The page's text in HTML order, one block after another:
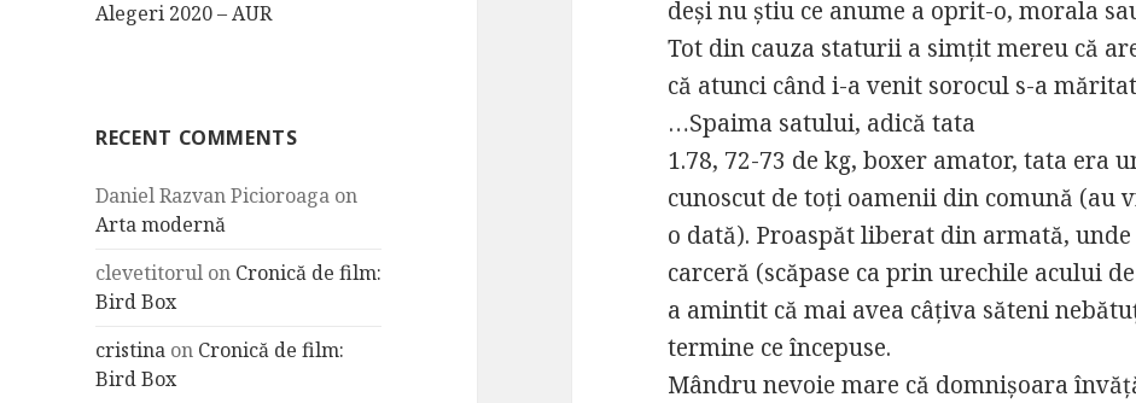
Alegeri 2020 – AUR
RECENT COMMENTS
Daniel Razvan Picioroaga on
Arta modernă
clevetitorul on Cronică de film:
Bird Box
cristina on Cronică de film:
Bird Box
deși nu știu ce anume a oprit-o, morala
Tot din cauza staturii a simțit mereu că
că atunci când i-a venit sorocul s-a
…Spaima satului, adică tata
1.78, 72-73 de kg, boxer amator, tata era
cunoscut de toți oamenii din comună (au
o dată). Proaspăt liberat din armată,
carceră (scăpase ca prin urechile acului
a amintit că mai avea câțiva săteni
termine ce începuse.
Mândru nevoie mare că domnișoara